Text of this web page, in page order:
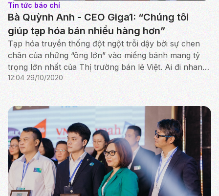
Tin tức báo chí
Bà Quỳnh Anh - CEO Giga1: “Chúng tôi
giúp tạp hóa bán nhiều hàng hơn”
Tạp hóa truyền thống đột ngột trỗi dậy bởi sự chen
chân của những “ông lớn” vào miếng bánh mang tỷ
trọng lớn nhất của Thị trường bán lẻ Việt. Ai đi nhanh,
ai về trước? Người nào hưởng lợi nhất trong sự t...
12:04 29/10/2020